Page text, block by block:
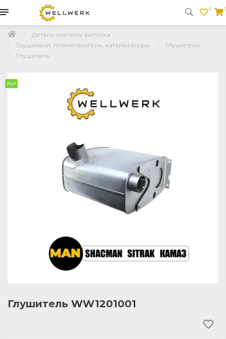
0
Детали системы выпуска
Глушители, пламегасители, катализаторы
Глушители
Глушитель
Хит
Глушитель WW1201001